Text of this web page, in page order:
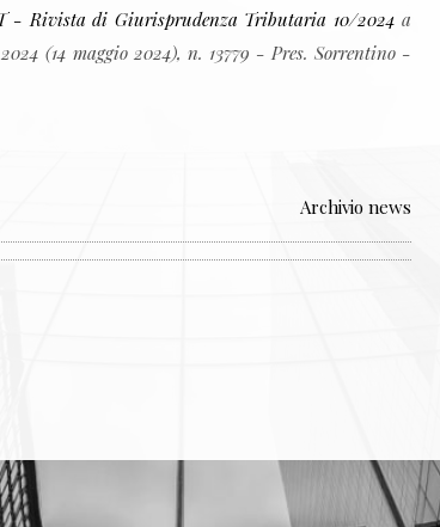
- Rivista di Giurisprudenza Tributaria 10/2024 a
(14 maggio 2024), n. 13779 - Pres. Sorrentino -
Archivio news